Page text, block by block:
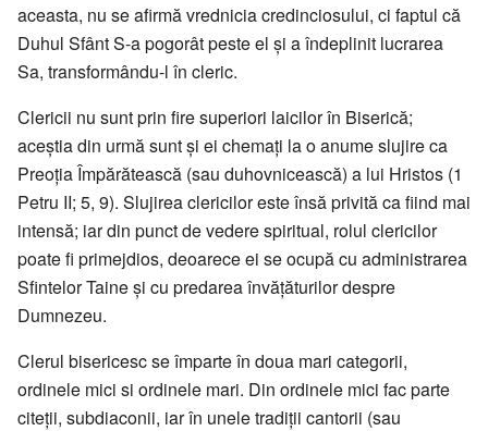
aceasta, nu se afirmă vrednicia credinciosului, ci faptul că
Duhul Sfânt S-a pogorât peste el și a îndeplinit lucrarea
Sa, transformându-l în cleric.
Clericii nu sunt prin fire superiori laicilor în Biserică;
aceștia din urmă sunt și ei chemați la o anume slujire ca
Preoția Împărătească (sau duhovnicească) a lui Hristos (1
Petru II; 5, 9). Slujirea clericilor este însă privită ca fiind mai
intensă; iar din punct de vedere spiritual, rolul clericilor
poate fi primejdios, deoarece ei se ocupă cu administrarea
Sfintelor Taine și cu predarea învățăturilor despre
Dumnezeu.
Clerul bisericesc se împarte în doua mari categorii,
ordinele mici si ordinele mari. Din ordinele mici fac parte
citeții, subdiaconii, iar în unele tradiții cantorii (sau